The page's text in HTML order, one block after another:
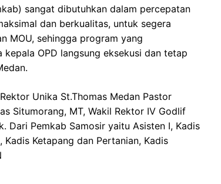
sangat dibutuhkan dalam percepatan
dan berkualitas, untuk segera
MOU, sehingga program yang
OPD langsung eksekusi dan tetap
Unika St.Thomas Medan Pastor
Situmorang, MT, Wakil Rektor IV Godlif
Dari Pemkab Samosir yaitu Asisten I, Kadis
Ketapang dan Pertanian, Kadis